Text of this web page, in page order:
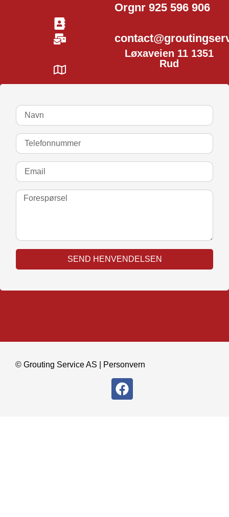
Orgnr 925 596 906
Løxaveien 11 1351
Rud
SEND HENVENDELSEN
© Grouting Service AS | Personvern